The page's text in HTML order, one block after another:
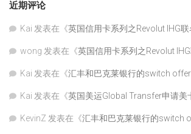
近期评论
Kai 发表在《英国信用卡系列之Revolut IHG
wong 发表在《英国信用卡系列之Revolut
Kai 发表在《汇丰和巴克莱银行的switch offer
Kai 发表在《英国美运Global Transfer申请美
KevinZ 发表在《汇丰和巴克莱银行的switch